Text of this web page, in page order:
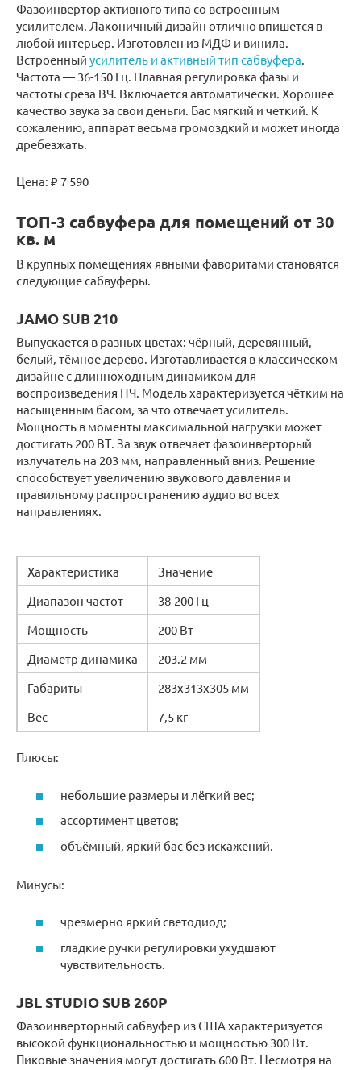
Фазоинвертор активного типа со встроенным
усилителем. Лаконичный дизайн отлично впишется в
любой интерьер. Изготовлен из МДФ и винила.
Встроенный усилитель и активный тип сабвуфера.
Частота — 36-150 Гц. Плавная регулировка фазы и
частоты среза ВЧ. Включается автоматически. Хорошее
качество звука за свои деньги. Бас мягкий и четкий. К
сожалению, аппарат весьма громоздкий и может иногда
дребезжать.
Цена: ₽ 7 590
ТОП-3 сабвуфера для помещений от 30
кв. м
В крупных помещениях явными фаворитами становятся
следующие сабвуферы.
JAMO SUB 210
Выпускается в разных цветах: чёрный, деревянный,
белый, тёмное дерево. Изготавливается в классическом
дизайне с длинноходным динамиком для
воспроизведения НЧ. Модель характеризуется чётким на
насыщенным басом, за что отвечает усилитель.
Мощность в моменты максимальной нагрузки может
достигать 200 ВТ. За звук отвечает фазоинверторый
излучатель на 203 мм, направленный вниз. Решение
способствует увеличению звукового давления и
правильному распространению аудио во всех
направлениях.
Характеристика
Значение
Диапазон частот
38-200 Гц
Мощность
200 Вт
Диаметр динамика
203.2 мм
Габариты
283x313x305 мм
Вес
7,5 кг
Плюсы:
небольшие размеры и лёгкий вес;
ассортимент цветов;
объёмный, яркий бас без искажений.
Минусы:
чрезмерно яркий светодиод;
гладкие ручки регулировки ухудшают
чувствительность.
JBL STUDIO SUB 260P
Фазоинверторный сабвуфер из США характеризуется
высокой функциональностью и мощностью 300 Вт.
Пиковые значения могут достигать 600 Вт. Несмотря на